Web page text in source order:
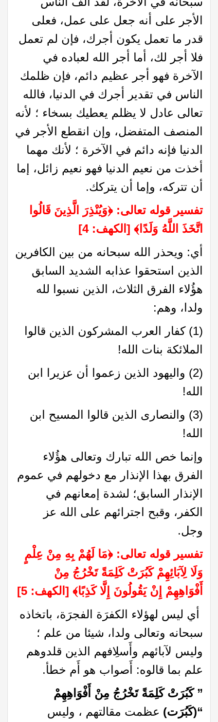
الأجر على أنه جعل على عمل، فعلى
قدر ما تعمل يكون أجرك، فإن لم تعمل
فلا أجر لك، أما أجر الله لعباده في
الآخرة فهو أجر عظيم دائم، فإن ظلمك
الناس في تقدير أجرك في الدنيا، فالله
تعالى عادل لا يظلم يعطيك بسخاء ؛ لأنه
المنصف المتفضل، وإن انقطع الأجر في
الدنيا فإنه دائم في الآخرة ؛ لأنك مهما
أخذت من نعيم الدنيا فهو نعيم زائل، إما
أن تتركه، وإما أن يتركك.
تفسير قوله تعالى: ﴿وَيُنْذِرَ الَّذِينَ قَالُوا
اتَّخَذَ اللَّهُ وَلَدًا ﴾ [الكهف: 4]
أي: ويحذر الله سبحانه من بين الكافرين
الذين استحقوا عذابه الشديد السابق
هؤُلاء الفرق الثلاث، الذين نسبوا لله
ولدا، وهم:
(1) كفار العرب المشركون الذين قالوا
الملائكة بنات الله!
(2) واليهود الذين زعموا أن عزيرا ابن
الله!
(3) والنصارى الذين قالوا المسيح ابن
الله!
وإنما خص الله تبارك وتعالى هؤُلاء
الفرق بهذا الإنذار مع دخولهم في عموم
الإنذار السابق؛ لشدة إمعانهم في
الكفر، وقبح اجترائهم على الله عز
وجل.
تفسير قوله تعالى: ﴿مَا لَهُمْ بِهِ مِنْ عِلْمٍ
وَلَا لِآبَائِهِمْ كَبُرَتْ كَلِمَةً تَخْرُجُ مِنْ
أَفْوَاهِهِمْ إِنْ يَقُولُونَ إِلَّا كَذِبًا﴾ [الكهف: 5]
أي ليس لهؤلاء الكفرَة الفجرَة، باتخاذه
سبحانه وتعالى ولدا، شيئا من علم ؛
وليس لآبائهم وأَسلِافهم الذين قلدوهم
علم بما قالوه: أَصواب هو أَم خطأ.
” كَبُرَتْ كَلِمَةً تَخْرُجُ مِنْ أَفْوَاهِهِمْ
“(كَبُرَت) عظمت مقالتهم ، وليس